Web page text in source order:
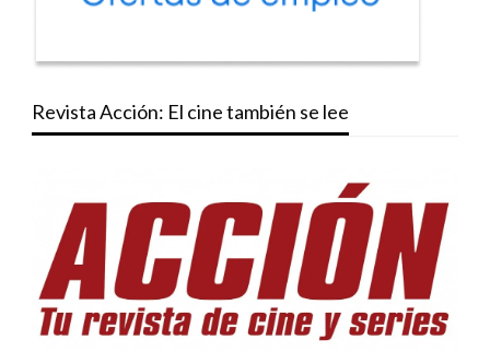
Revista Acción: El cine también se lee